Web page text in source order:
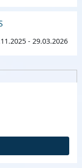
- 29.03.2026